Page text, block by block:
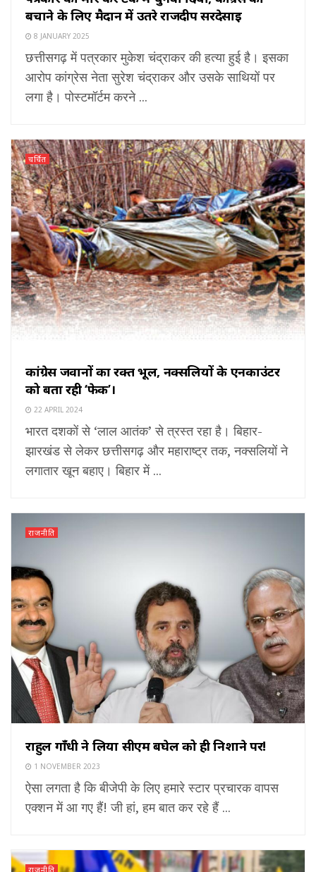
बचाने के लिए मैदान में उतरे राजदीप सरदेसाई
8 JANUARY 2025
छत्तीसगढ़ में पत्रकार मुकेश चंद्राकर की हत्या हुई है। इसका
आरोप कांग्रेस नेता सुरेश चंद्राकर और उसके साथियों पर
लगा है। पोस्टमॉर्टम करने ...
चर्चित
कांग्रेस जवानों का रक्त भूल, नक्सलियों के एनकाउंटर
को बता रही ‘फेक’।
22 APRIL 2024
भारत दशकों से ‘लाल आतंक’ से त्रस्त रहा है। बिहार-
झारखंड से लेकर छत्तीसगढ़ और महाराष्ट्र तक, नक्सलियों ने
लगातार खून बहाए। बिहार में ...
राजनीति
राहुल गाँधी ने लिया सीएम बघेल को ही निशाने पर!
1 NOVEMBER 2023
ऐसा लगता है कि बीजेपी के लिए हमारे स्टार प्रचारक वापस
एक्शन में आ गए हैं! जी हां, हम बात कर रहे हैं ...
राजनीति